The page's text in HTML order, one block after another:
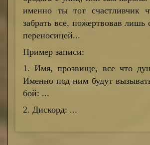
именно ты тот счастливчик
забрать все, пожертвовав лишь
переносицей...
Пример записи:
1. Имя, прозвище, все что
Именно под ним будут
бой: ...
2. Дискорд: ...